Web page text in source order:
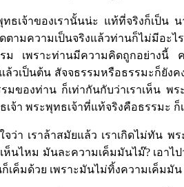
ทธเจ้าของเรานั้นน่ะ แท้ที่จริงก็เป็
ตามความเป็นจริงแล้วท่านก็ไม่มีอะ
ม เพราะท่านมีความคิดถูกอย่างนี้
วเป็นต้น สัจจธรรมหรือธรรมะก็ยังค
รมของท่าน ก็เท่ากันกับว่าเราเห็น พ
เจ้า พระพุทธเจ้าที่แท้จริงคือธรรมะ
ใจว่า เราล้าสมัยแล้ว เราเกิดไม่ทัน
เห็นไหม มันละความเค็มมันไม๊? เอา
เค็มด้วย เพราะมันไม่ทิ้งความเค็มมั